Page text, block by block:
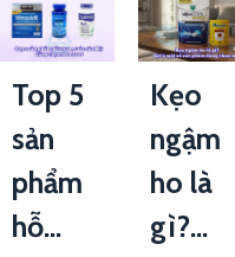
Top 5
sản
phẩm
hỗ...
Kẹo
ngậm
ho là
gì?...